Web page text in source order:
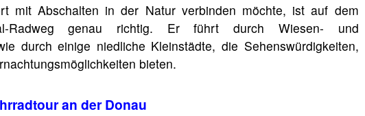
mit Abschalten in der Natur verbinden möchte, ist auf dem
Radweg genau richtig. Er führt durch Wiesen- und
durch einige niedliche Kleinstädte, die Sehenswürdigkeiten,
bieten.
an der Donau